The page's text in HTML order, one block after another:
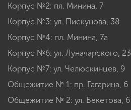
Корпус №2: пл. Минина, 7
Корпус №3: ул. Пискунова, 38
Корпус №4: пл. Минина, 7а
Корпус №6: ул. Луначарского, 23
Корпус №7: ул. Челюскинцев, 9
Общежитие № 1: пр. Гагарина, 6
Общежитие № 2: ул. Бекетова, 6